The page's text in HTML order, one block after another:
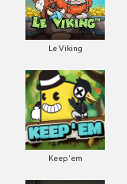
Le Viking
Keep'em